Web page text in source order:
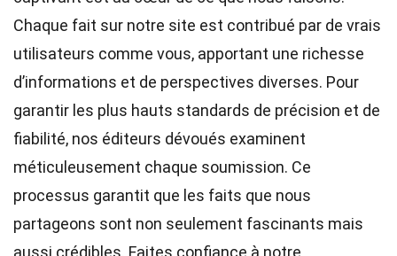
Chaque fait sur notre site est contribué par de vrais
utilisateurs comme vous, apportant une richesse
d’informations et de perspectives diverses. Pour
garantir les plus hauts standards de précision et de
fiabilité, nos éditeurs dévoués examinent
méticuleusement chaque soumission. Ce
processus garantit que les faits que nous
partageons sont non seulement fascinants mais
aussi crédibles. Faites confiance à notre